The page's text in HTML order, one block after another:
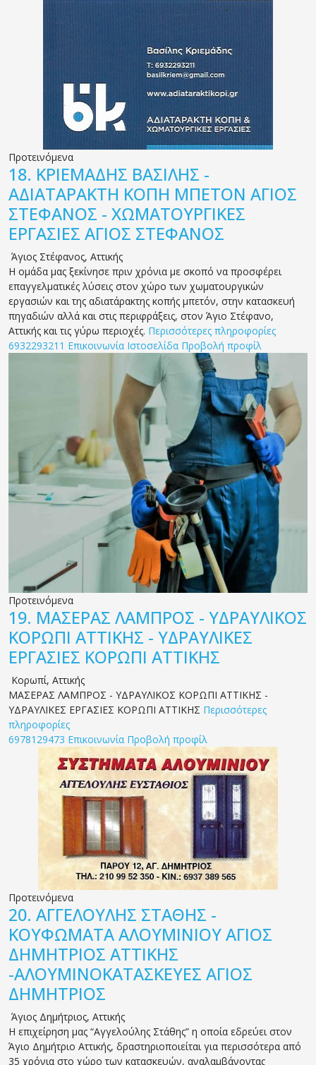
Προτεινόμενα
18. ΚΡΙΕΜΑΔΗΣ ΒΑΣΙΛΗΣ -
ΑΔΙΑΤΑΡΑΚΤΗ ΚΟΠΗ ΜΠΕΤΟΝ ΑΓΙΟΣ
ΣΤΕΦΑΝΟΣ - ΧΩΜΑΤΟΥΡΓΙΚΕΣ
ΕΡΓΑΣΙΕΣ ΑΓΙΟΣ ΣΤΕΦΑΝΟΣ
Άγιος Στέφανος, Αττικής
Η ομάδα μας ξεκίνησε πριν χρόνια με σκοπό να προσφέρει
επαγγελματικές λύσεις στον χώρο των χωματουργικών
εργασιών και της αδιατάρακτης κοπής μπετόν, στην κατασκευή
πηγαδιών αλλά και στις περιφράξεις, στον Άγιο Στέφανο,
Αττικής και τις γύρω περιοχές. Περισσότερες πληροφορίες
6932293211 Επικοινωνία Ιστοσελίδα Προβολή προφίλ
Προτεινόμενα
19. ΜΑΣΕΡΑΣ ΛΑΜΠΡΟΣ - ΥΔΡΑΥΛΙΚΟΣ
ΚΟΡΩΠΙ ΑΤΤΙΚΗΣ - ΥΔΡΑΥΛΙΚΕΣ
ΕΡΓΑΣΙΕΣ ΚΟΡΩΠΙ ΑΤΤΙΚΗΣ
Κορωπί, Αττικής
ΜΑΣΕΡΑΣ ΛΑΜΠΡΟΣ - ΥΔΡΑΥΛΙΚΟΣ ΚΟΡΩΠΙ ΑΤΤΙΚΗΣ -
ΥΔΡΑΥΛΙΚΕΣ ΕΡΓΑΣΙΕΣ ΚΟΡΩΠΙ ΑΤΤΙΚΗΣ Περισσότερες
πληροφορίες
6978129473 Επικοινωνία Προβολή προφίλ
Προτεινόμενα
20. ΑΓΓΕΛΟΥΛΗΣ ΣΤΑΘΗΣ -
ΚΟΥΦΩΜΑΤΑ ΑΛΟΥΜΙΝΙΟΥ ΑΓΙΟΣ
ΔΗΜΗΤΡΙΟΣ ΑΤΤΙΚΗΣ
-ΑΛΟΥΜΙΝΟΚΑΤΑΣΚΕΥΕΣ ΑΓΙΟΣ
ΔΗΜΗΤΡΙΟΣ
Άγιος Δημήτριος, Αττικής
Η επιχείρηση μας “Αγγελούλης Στάθης” η οποία εδρεύει στον
Άγιο Δημήτριο Αττικής, δραστηριοποιείται για περισσότερα από
35 χρόνια στο χώρο των κατασκευών, αναλαμβάνοντας